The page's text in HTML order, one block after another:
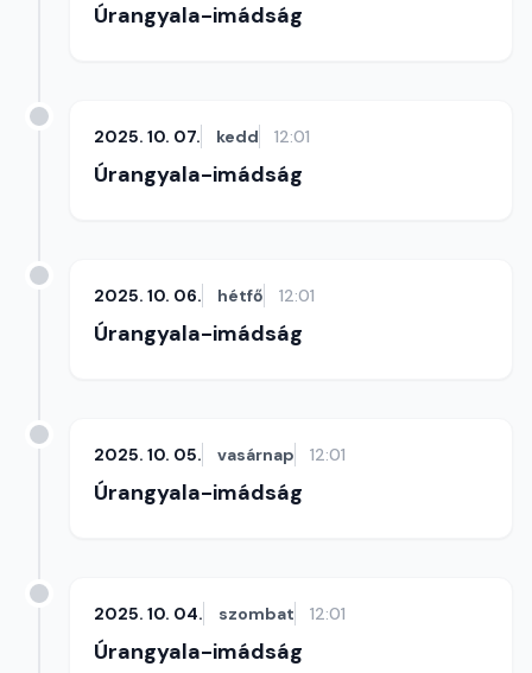
Úrangyala-imádság
2025. 10. 07. kedd 12:01
Úrangyala-imádság
2025. 10. 06. hétfő 12:01
Úrangyala-imádság
2025. 10. 05. vasárnap 12:01
Úrangyala-imádság
2025. 10. 04. szombat 12:01
Úrangyala-imádság